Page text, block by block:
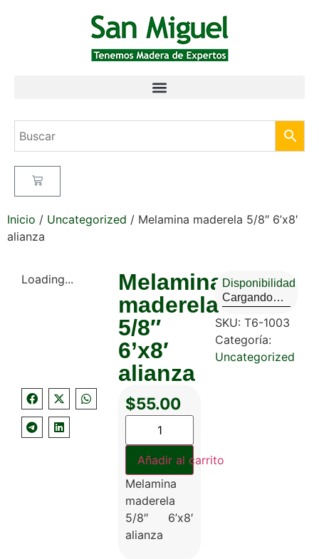
Inicio / Uncategorized / Melamina maderela 5/8″ 6’x8′
alianza
Loading...
Melamina
maderela
5/8″
6’x8′
alianza
$55.00
Añadir al carrito
Melamina
maderela
5/8″ 6’x8′
alianza
Disponibilidad
Cargando…
SKU: T6-1003
Categoría:
Uncategorized